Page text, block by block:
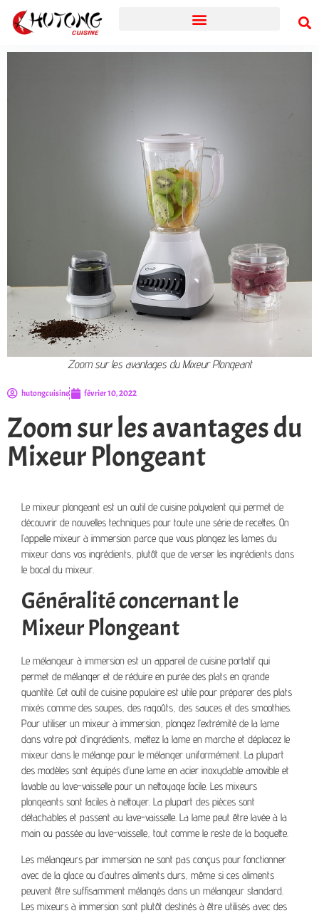
Zoom sur les avantages du Mixeur Plongeant
hutongcuisine février 10, 2022
Zoom sur les avantages du
Mixeur Plongeant
Le mixeur plongeant est un outil de cuisine polyvalent qui permet de
découvrir de nouvelles techniques pour toute une série de recettes. On
l’appelle mixeur à immersion parce que vous plongez les lames du
mixeur dans vos ingrédients, plutôt que de verser les ingrédients dans
le bocal du mixeur.
Généralité concernant le
Mixeur Plongeant
Le mélangeur à immersion est un appareil de cuisine portatif qui
permet de mélanger et de réduire en purée des plats en grande
quantité. Cet outil de cuisine populaire est utile pour préparer des plats
mixés comme des soupes, des ragoûts, des sauces et des smoothies.
Pour utiliser un mixeur à immersion, plongez l’extrémité de la lame
dans votre pot d’ingrédients, mettez la lame en marche et déplacez le
mixeur dans le mélange pour le mélanger uniformément. La plupart
des modèles sont équipés d’une lame en acier inoxydable amovible et
lavable au lave-vaisselle pour un nettoyage facile. Les mixeurs
plongeants sont faciles à nettoyer. La plupart des pièces sont
détachables et passent au lave-vaisselle. La lame peut être lavée à la
main ou passée au lave-vaisselle, tout comme le reste de la baguette.
Les mélangeurs par immersion ne sont pas conçus pour fonctionner
avec de la glace ou d’autres aliments durs, même si ces aliments
peuvent être suffisamment mélangés dans un mélangeur standard.
Les mixeurs à immersion sont plutôt destinés à être utilisés avec des